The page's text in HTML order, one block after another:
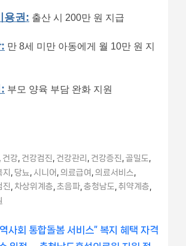
용권: 출산 시 200만 원 지급
만 8세 미만 아동에게 월 10만 원 지
부모 양육 부담 완화 지원
건강 건강검진 건강관리 건강증진 ,골밀도
지 당뇨 시니어 의료급여 의료서비스
진 차상위계층 초음파 충청남도 취약계층
사회 통합돌봄 서비스” 복지 혜택 자격